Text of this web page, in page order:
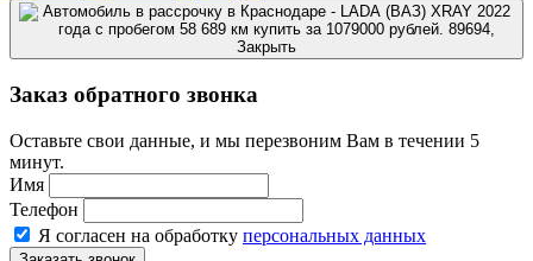
Заказ обратного звонка
Оставьте свои данные, и мы перезвоним Вам в течении 5
минут.
Имя
Телефон
Я согласен на обработку персональных данных